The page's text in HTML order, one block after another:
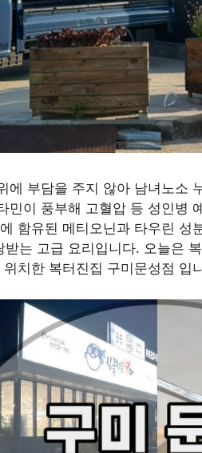
에 부담을 주지 않아 남녀노소
민이 풍부해 고혈압 등 성인병
함유된 메티오닌과 타우린 성
는 고급 요리입니다. 오늘은
치한 복터진집 구미문성점 입